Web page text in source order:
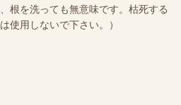
根を洗っても無意味です。枯死する
使用しないで下さい。）